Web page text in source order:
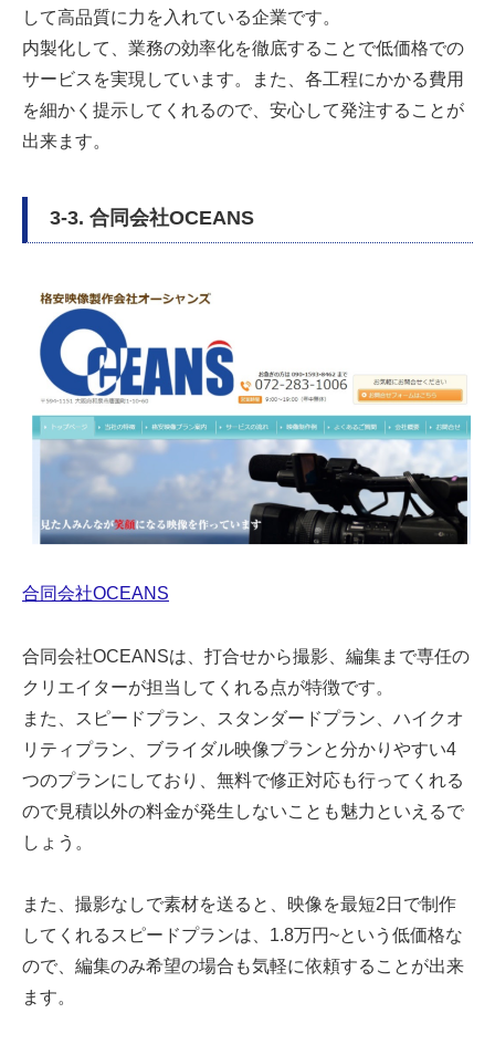
して高品質に力を入れている企業です。
内製化して、業務の効率化を徹底することで低価格での
サービスを実現しています。また、各工程にかかる費用
を細かく提示してくれるので、安心して発注することが
出来ます。
3-3. 合同会社OCEANS
合同会社OCEANS
合同会社OCEANSは、打合せから撮影、編集まで専任の
クリエイターが担当してくれる点が特徴です。
また、スピードプラン、スタンダードプラン、ハイクオ
リティプラン、ブライダル映像プランと分かりやすい4
つのプランにしており、無料で修正対応も行ってくれる
ので見積以外の料金が発生しないことも魅力といえるで
しょう。
また、撮影なしで素材を送ると、映像を最短2日で制作
してくれるスピードプランは、1.8万円~という低価格な
ので、編集のみ希望の場合も気軽に依頼することが出来
ます。